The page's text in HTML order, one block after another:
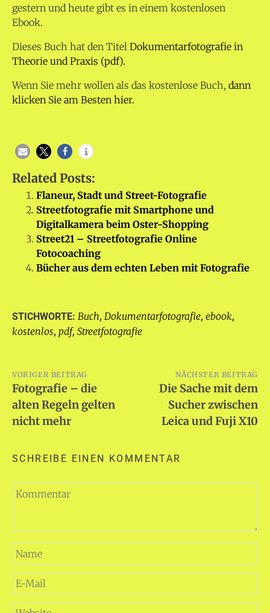
gestern und heute gibt es in einem kostenlosen
Ebook.
Dieses Buch hat den Titel Dokumentarfotografie in
Theorie und Praxis (pdf).
Wenn Sie mehr wollen als das kostenlose Buch, dann
klicken Sie am Besten hier.
Related Posts:
Flaneur, Stadt und Street-Fotografie
Streetfotografie mit Smartphone und
Digitalkamera beim Oster-Shopping
Street21 – Streetfotografie Online
Fotocoaching
Bücher aus dem echten Leben mit Fotografie
STICHWORTE: Buch, Dokumentarfotografie, ebook,
kostenlos, pdf, Streetfotografie
Beitragsnavigation
VORIGER BEITRAG
Fotografie – die
alten Regeln gelten
nicht mehr
NÄCHSTER BEITRAG
Die Sache mit dem
Sucher zwischen
Leica und Fuji X10
SCHREIBE EINEN KOMMENTAR